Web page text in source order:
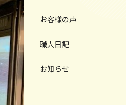
お客様の声
職人日記
お知らせ